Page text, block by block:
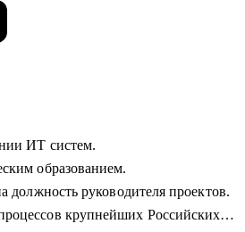
ИТ систем.
образованием.
должность руководителя проектов.
крупнейших Российских